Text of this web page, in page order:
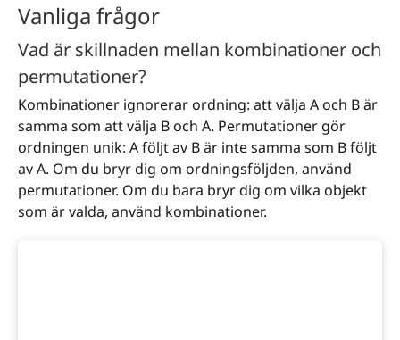
Vanliga frågor
Vad är skillnaden mellan kombinationer och
permutationer?
Kombinationer ignorerar ordning: att välja A och B är
samma som att välja B och A. Permutationer gör
ordningen unik: A följt av B är inte samma som B följt
av A. Om du bryr dig om ordningsföljden, använd
permutationer. Om du bara bryr dig om vilka objekt
som är valda, använd kombinationer.